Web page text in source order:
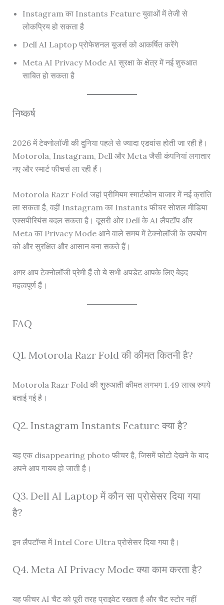
Instagram का Instants Feature युवाओं में तेजी से
लोकप्रिय हो सकता है
Dell AI Laptop प्रोफेशनल यूजर्स को आकर्षित करेंगे
Meta AI Privacy Mode AI सुरक्षा के क्षेत्र में नई शुरुआत
साबित हो सकता है
निष्कर्ष
2026 में टेक्नोलॉजी की दुनिया पहले से ज्यादा एडवांस होती जा रही है।
Motorola, Instagram, Dell और Meta जैसी कंपनियां लगातार
नए और स्मार्ट फीचर्स ला रही हैं।
Motorola Razr Fold जहां प्रीमियम स्मार्टफोन बाजार में नई क्रांति
ला सकता है, वहीं Instagram का Instants फीचर सोशल मीडिया
एक्सपीरियंस बदल सकता है। दूसरी ओर Dell के AI लैपटॉप और
Meta का Privacy Mode आने वाले समय में टेक्नोलॉजी के उपयोग
को और सुरक्षित और आसान बना सकते हैं।
अगर आप टेक्नोलॉजी प्रेमी हैं तो ये सभी अपडेट आपके लिए बेहद
महत्वपूर्ण हैं।
FAQ
Q1. Motorola Razr Fold की कीमत कितनी है?
Motorola Razr Fold की शुरुआती कीमत लगभग 1.49 लाख रुपये
बताई गई है।
Q2. Instagram Instants Feature क्या है?
यह एक disappearing photo फीचर है, जिसमें फोटो देखने के बाद
अपने आप गायब हो जाती है।
Q3. Dell AI Laptop में कौन सा प्रोसेसर दिया गया
है?
इन लैपटॉप्स में Intel Core Ultra प्रोसेसर दिया गया है।
Q4. Meta AI Privacy Mode क्या काम करता है?
यह फीचर AI चैट को पूरी तरह प्राइवेट रखता है और चैट स्टोर नहीं